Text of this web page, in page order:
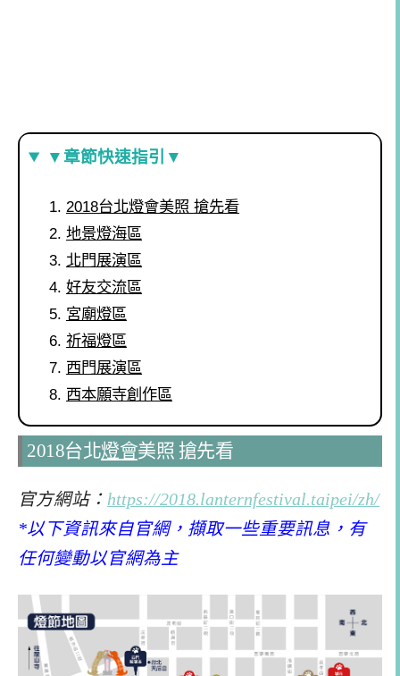
▼章節快速指引▼
2018台北燈會美照 搶先看
地景燈海區
北門展演區
好友交流區
宮廟燈區
祈福燈區
西門展演區
西本願寺創作區
2018台北燈會美照 搶先看
官方網站： https://2018.lanternfestival.taipei/zh/
*以下資訊來自官網，擷取一些重要訊息，有
任何變動以官網為主